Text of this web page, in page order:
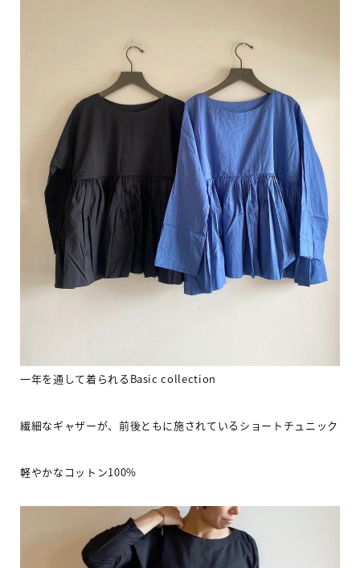
一年を通して着られる Basic collection
繊細なギャザーが、前後ともに施されているショートチュニック
軽やかなコットン100%